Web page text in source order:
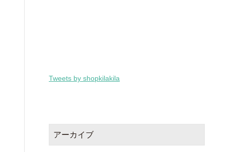
Tweets by shopkilakila
アーカイブ